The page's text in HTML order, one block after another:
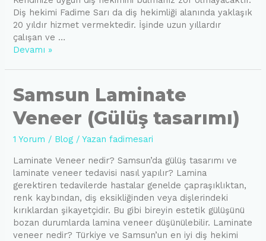
Diş hekimi Fadime Sarı da diş hekimliği alanında yaklaşık
20 yıldır hizmet vermektedir. İşinde uzun yıllardır
çalışan ve …
Samsun
Devamı »
Samsun Laminate
Veneer (Gülüş tasarımı)
1 Yorum / Blog / Yazan fadimesari
Laminate Veneer nedir? Samsun’da gülüş tasarımı ve
laminate veneer tedavisi nasıl yapılır? Lamina
gerektiren tedavilerde hastalar genelde çapraşıklıktan,
renk kaybından, diş eksikliğinden veya dişlerindeki
kırıklardan şikayetçidir. Bu gibi bireyin estetik gülüşünü
bozan durumlarda lamina veneer düşünülebilir. Laminate
veneer nedir? Türkiye ve Samsun’un en iyi diş hekimi